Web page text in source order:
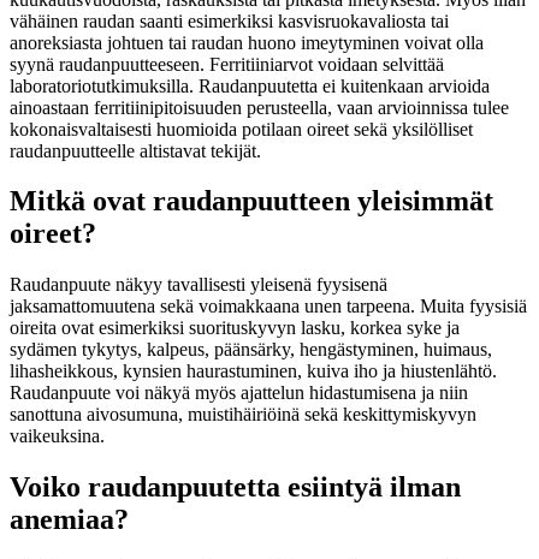
vähäinen raudan saanti esimerkiksi kasvisruokavaliosta tai
anoreksiasta johtuen tai raudan huono imeytyminen voivat olla
syynä raudanpuutteeseen. Ferritiiniarvot voidaan selvittää
laboratoriotutkimuksilla. Raudanpuutetta ei kuitenkaan arvioida
ainoastaan ferritiinipitoisuuden perusteella, vaan arvioinnissa tulee
kokonaisvaltaisesti huomioida potilaan oireet sekä yksilölliset
raudanpuutteelle altistavat tekijät.
Mitkä ovat raudanpuutteen yleisimmät
oireet?
Raudanpuute näkyy tavallisesti yleisenä fyysisenä
jaksamattomuutena sekä voimakkaana unen tarpeena. Muita fyysisiä
oireita ovat esimerkiksi suorituskyvyn lasku, korkea syke ja
sydämen tykytys, kalpeus, päänsärky, hengästyminen, huimaus,
lihasheikkous, kynsien haurastuminen, kuiva iho ja hiustenlähtö.
Raudanpuute voi näkyä myös ajattelun hidastumisena ja niin
sanottuna aivosumuna, muistihäiriöinä sekä keskittymiskyvyn
vaikeuksina.
Voiko raudanpuutetta esiintyä ilman
anemiaa?